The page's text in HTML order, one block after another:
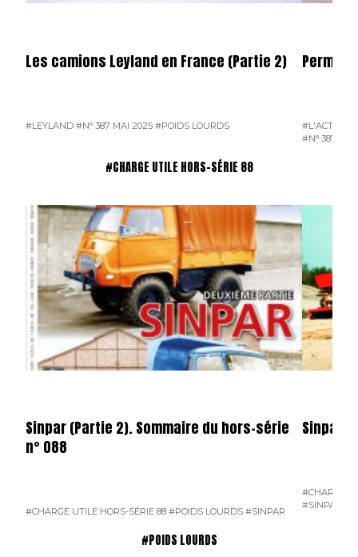
Les camions Leyland en France (Partie 2)
#LEYLAND #N° 387 MAI 2025 #POIDS LOURDS
Permier
#N° 387 MAI
#CHARGE UTILE HORS-SÉRIE 88
Sinpar (Partie 2). Sommaire du hors-série
n° 088
#CHARGE UTILE HORS-SÉRIE 88 #POIDS LOURDS #SINPAR
Sinpar
#CHARGE
#SINPAR
#POIDS LOURDS